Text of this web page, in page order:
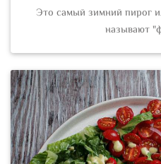
Это самый зимний пирог
называют